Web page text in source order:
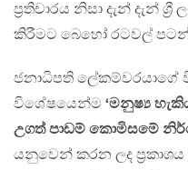
ප්‍රතිචාරය නිසා දැන් දැන්
කිරීමට බෙහෝ රටවල්
ජනාධිපති
විශේෂයෙන්ම ‘මනුෂ්‍ය
උගත් පාඩම් කොමිසමේ
යනුවෙන් කරන ලද